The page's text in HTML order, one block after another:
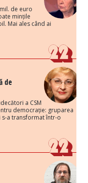
de euro
mințile
Mai ales când ai
de
a CSM
democrație: gruparea
s-a transformat într-o